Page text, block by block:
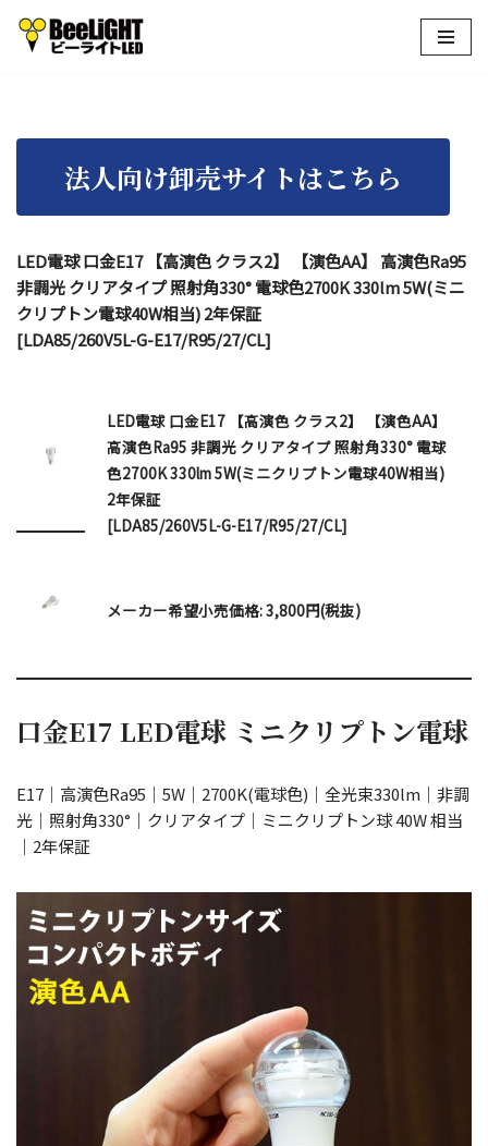
コ
ン
ス
ッ
プ
LED電球 口金E17 【高演色 クラス2】 【演色AA】 高演色Ra95
非調光 クリアタイプ 照射角330° 電球色2700K 330lm 5W(ミニ
クリプトン電球40W相当) 2年保証
[LDA85/260V5L-G-E17/R95/27/CL]
LED電球 口金E17 【高演色 クラス2】 【演色AA】
高演色Ra95 非調光 クリアタイプ 照射角330° 電球
色2700K 330lm 5W(ミニクリプトン電球40W相当)
2年保証
[LDA85/260V5L-G-E17/R95/27/CL]
メーカー希望小売価格: 3,800円(税抜)
口金E17 LED電球 ミニクリプトン電球
E17｜高演色Ra95｜5W｜2700K(電球色)｜全光束330lm｜非調
光｜照射角330°｜クリアタイプ｜ミニクリプトン球 40W 相当
｜2年保証